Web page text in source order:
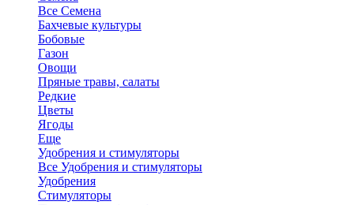
Все Семена
Бахчевые культуры
Бобовые
Газон
Овощи
Пряные травы, салаты
Редкие
Цветы
Ягоды
Еще
Удобрения и стимуляторы
Все Удобрения и стимуляторы
Удобрения
Стимуляторы